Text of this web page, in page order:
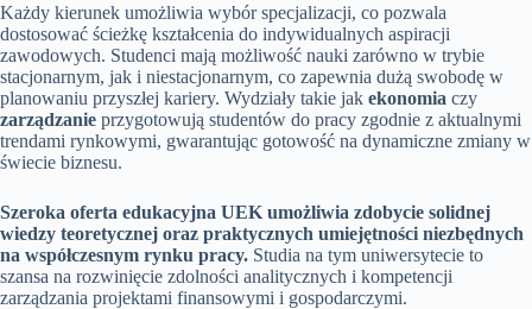
Każdy kierunek umożliwia wybór specjalizacji, co pozwala
dostosować ścieżkę kształcenia do indywidualnych aspiracji
zawodowych. Studenci mają możliwość nauki zarówno w trybie
stacjonarnym, jak i niestacjonarnym, co zapewnia dużą swobodę w
planowaniu przyszłej kariery. Wydziały takie jak ekonomia czy
zarządzanie przygotowują studentów do pracy zgodnie z aktualnymi
trendami rynkowymi, gwarantując gotowość na dynamiczne zmiany w
świecie biznesu.
Szeroka oferta edukacyjna UEK umożliwia zdobycie solidnej
wiedzy teoretycznej oraz praktycznych umiejętności niezbędnych
na współczesnym rynku pracy. Studia na tym uniwersytecie to
szansa na rozwinięcie zdolności analitycznych i kompetencji
zarządzania projektami finansowymi i gospodarczymi.